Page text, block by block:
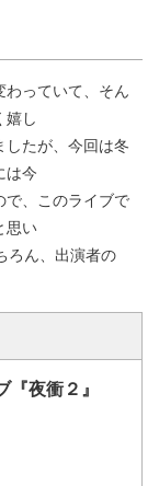
っていて、そん
嬉し
したが、今回は冬
は今
で、このライブで
思い
ろん、出演者の
夜衝２』